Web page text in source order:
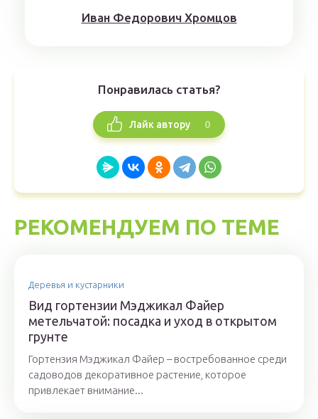
Иван Федорович Хромцов
Понравилась статья?
Лайк автору 0
РЕКОМЕНДУЕМ ПО ТЕМЕ
Деревья и кустарники
Вид гортензии Мэджикал Файер
метельчатой: посадка и уход в открытом
грунте
Гортензия Мэджикал Файер – востребованное среди
садоводов декоративное растение, которое
привлекает внимание...